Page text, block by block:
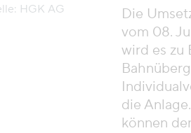
HGK AG
Die
vom 08.
wird es zu
die
können